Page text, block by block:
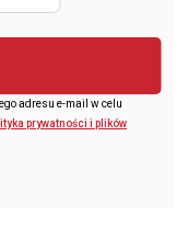
adresu e-mail w celu
prywatności i plików